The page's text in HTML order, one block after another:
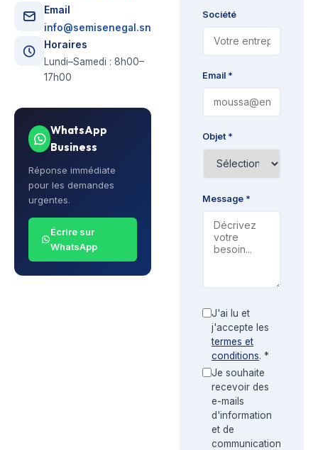
Email
info@semisenegal.sn
Horaires
Lundi–Samedi : 8h00–
17h00
WhatsApp
Business
Réponse immédiate
pour les demandes
urgentes.
Écrire sur
WhatsApp
Société
Email *
Objet *
Message *
J'ai lu et
j'accepte les
termes et
conditions. *
Je souhaite
recevoir des
e-mails
d'information
et de
communication